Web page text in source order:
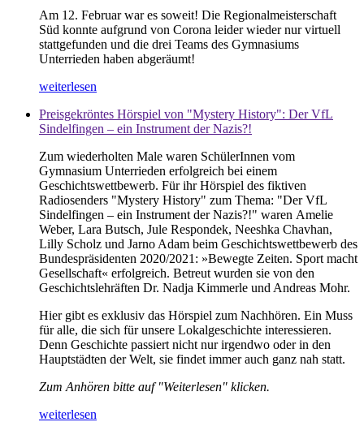
Am 12. Februar war es soweit! Die Regionalmeisterschaft
Süd konnte aufgrund von Corona leider wieder nur virtuell
stattgefunden und die drei Teams des Gymnasiums
Unterrieden haben abgeräumt!
weiterlesen
Preisgekröntes Hörspiel von "Mystery History": Der VfL
Sindelfingen – ein Instrument der Nazis?!
Zum wiederholten Male waren SchülerInnen vom
Gymnasium Unterrieden erfolgreich bei einem
Geschichtswettbewerb. Für ihr Hörspiel des fiktiven
Radiosenders "Mystery History" zum Thema: "Der VfL
Sindelfingen – ein Instrument der Nazis?!" waren Amelie
Weber, Lara Butsch, Jule Respondek, Neeshka Chavhan,
Lilly Scholz und Jarno Adam beim Geschichtswettbewerb des
Bundespräsidenten 2020/2021: »Bewegte Zeiten. Sport macht
Gesellschaft« erfolgreich. Betreut wurden sie von den
Geschichtslehräften Dr. Nadja Kimmerle und Andreas Mohr.
Hier gibt es exklusiv das Hörspiel zum Nachhören. Ein Muss
für alle, die sich für unsere Lokalgeschichte interessieren.
Denn Geschichte passiert nicht nur irgendwo oder in den
Hauptstädten der Welt, sie findet immer auch ganz nah statt.
Zum Anhören bitte auf "Weiterlesen" klicken.
weiterlesen